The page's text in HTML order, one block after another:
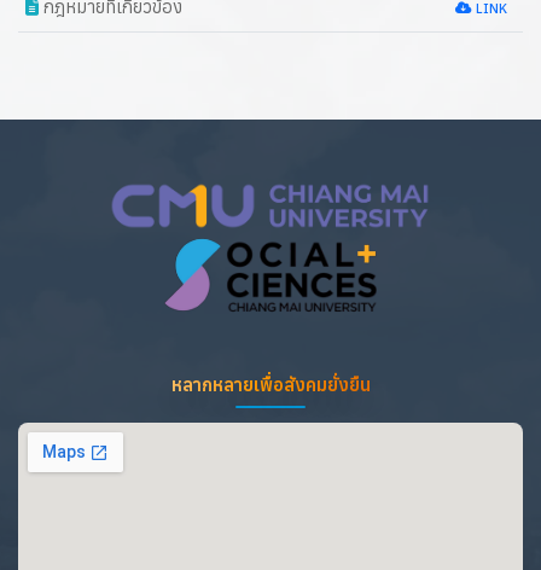
กฎหมายที่เกี่ยวข้อง LINK
หลากหลายเพื่อสังคมยั่งยืน